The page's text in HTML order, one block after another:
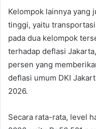
Kelompok lainnya yang
tinggi, yaitu
pada dua kelompok
terhadap deflasi
persen yang
deflasi umum DKI
2026.
Secara rata-rata, level